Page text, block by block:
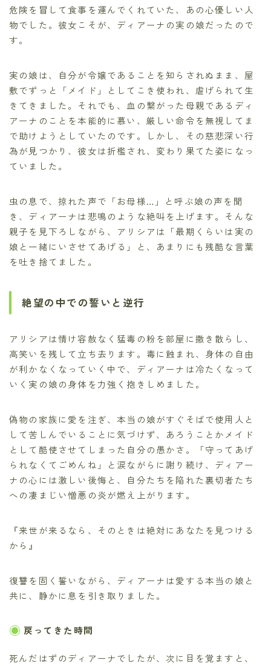
危険を冒して食事を運んでくれていた、あの心優しい人
物でした。彼女こそが、ディアーナの実の娘だったので
す。
実の娘は、自分が令嬢であることを知らされぬまま、屋
敷でずっと「メイド」としてこき使われ、虐げられて生
きてきました。それでも、血の繋がった母親であるディ
アーナのことを本能的に慕い、厳しい命令を無視してま
で助けようとしていたのです。しかし、その慈悲深い行
為が見つかり、彼女は折檻され、変わり果てた姿になっ
ていました。
虫の息で、掠れた声で「お母様…」と呼ぶ娘の声を聞
き、ディアーナは悲鳴のような絶叫を上げます。そんな
親子を見下ろしながら、アリシアは「最期くらいは実の
娘と一緒にいさせてあげる」と、あまりにも残酷な言葉
を吐き捨てました。
絶望の中での誓いと逆行
アリシアは情け容赦なく猛毒の粉を部屋に撒き散らし、
高笑いを残して立ち去ります。毒に蝕まれ、身体の自由
が利かなくなっていく中で、ディアーナは冷たくなって
いく実の娘の身体を力強く抱きしめました。
偽物の家族に愛を注ぎ、本当の娘がすぐそばで使用人と
して苦しんでいることに気づけず、あろうことかメイド
として酷使させてしまった自分の愚かさ。「守ってあげ
られなくてごめんね」と涙ながらに謝り続け、ディアー
ナの心には激しい後悔と、自分たちを陥れた裏切者たち
への凄まじい憎悪の炎が燃え上がります。
『来世が来るなら、そのときは絶対にあなたを見つける
から』
復讐を固く誓いながら、ディアーナは愛する本当の娘と
共に、静かに息を引き取りました。
戻ってきた時間
死んだはずのディアーナでしたが、次に目を覚ますと、